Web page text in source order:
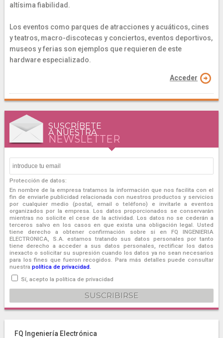
altísima fiabilidad.
Los eventos como parques de atracciones y acuáticos, cines
y teatros, macro-discotecas y conciertos, eventos deportivos,
museos y ferias son ejemplos que requieren de este
hardware especializado.
Acceder
SUSCRÍBETE
A NUESTRA
NEWSLETTER
Protección de datos:
En nombre de la empresa tratamos la información que nos facilita con el
fin de enviarle publicidad relacionada con nuestros productos y servicios
por cualquier medio (postal, email o teléfono) e invitarle a eventos
organizados por la empresa. Los datos proporcionados se conservarán
mientras no solicite el cese de la actividad. Los datos no se cederán a
terceros salvo en los casos en que exista una obligación legal. Usted
tiene derecho a obtener confirmación sobre si en FQ INGENIERIA
ELECTRONICA, S.A. estamos tratando sus datos personales por tanto
tiene derecho a acceder a sus datos personales, rectificar los datos
inexacto o solicitar su supresión cuando los datos ya no sean necesarios
para los fines que fueron recogidos. Para más detalles puede consultar
nuestra política de privacidad.
Sí, acepto la política de privacidad
FQ Ingeniería Electrónica